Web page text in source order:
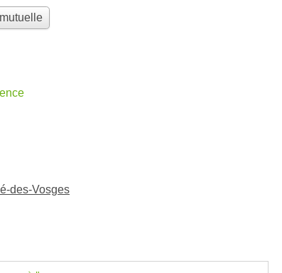
des-Vosges